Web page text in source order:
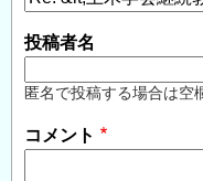
投稿者名
匿名で投稿する場合は空
コメント